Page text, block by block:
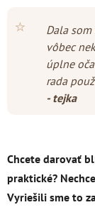
⭐
Dala
vôbec
úplne
rada
- tejka
Chcete darovať
praktické?
Vyriešili sme to